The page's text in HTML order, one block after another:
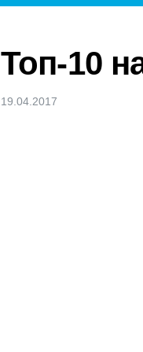
Топ-10
19.04.2017